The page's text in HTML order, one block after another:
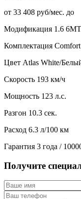
от 33 408 руб/мес. до
Модификация 1.6
Комплектация
Цвет Atlas White/
Скорость 193 км/ч
Мощность 123 л.с.
Разгон 10.3 сек.
Расход 6.3 л/100 км
Гарантия 3 года /
Получите